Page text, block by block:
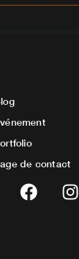
de contact
F
a
I
n